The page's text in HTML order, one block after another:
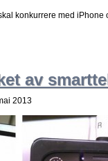
konkurrere med
av
2013